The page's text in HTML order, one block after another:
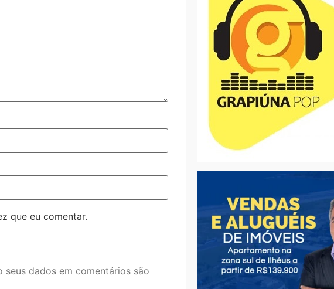
que eu comentar.
seus dados em comentários são